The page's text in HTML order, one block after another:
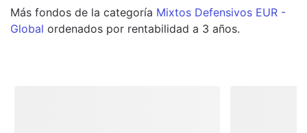
Más fondos de la categoría Mixtos Defensivos EUR -
Global ordenados por rentabilidad a 3 años.